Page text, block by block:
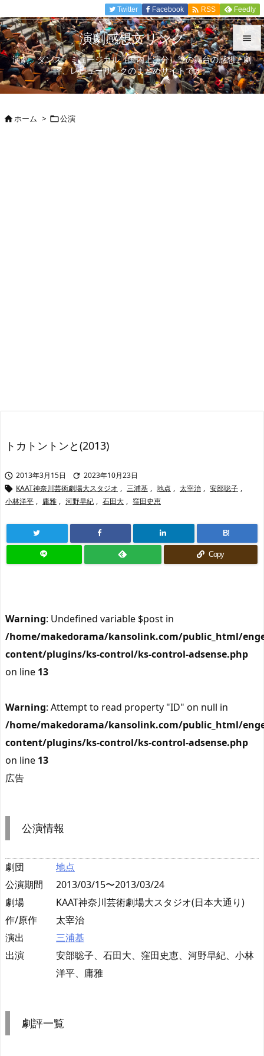


メニュ

Twitter Facebook  RSS Feedly
演劇感想文リンク
演劇、ダンス、ミュージカル（国内上演分）等の舞台の感想、劇
評、レビューリンクのまとめサイトです。
ホーム > 公演
トカトントンと(2013)
 2013年3月15日  2023年10月23日
 KAAT神奈川芸術劇場大スタジオ , 三浦基 , 地点 , 太宰治 , 安部聡子 ,
小林洋平 , 庸雅 , 河野早紀 , 石田大 , 窪田史恵
B!
Copy
Warning: Undefined variable $post in
/home/makedorama/kansolink.com/public_html/
content/plugins/ks-control/ks-control-adsense.php
on line 13
Warning: Attempt to read property "ID" on null in
/home/makedorama/kansolink.com/public_html/
content/plugins/ks-control/ks-control-adsense.php
on line 13
広告
公演情報
劇団
地点
公演期間
2013/03/15〜2013/03/24
劇場
KAAT神奈川芸術劇場大スタジオ(日本大通り)
作/原作
太宰治
演出
三浦基
出演
安部聡子、石田大、窪田史恵、河野早紀、小林
洋平、庸雅
劇評一覧